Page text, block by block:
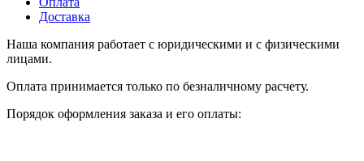
Доставка
Наша компания работает с юридическими и с физическими
лицами.
Оплата принимается только по безналичному расчету.
Порядок оформления заказа и его оплаты: